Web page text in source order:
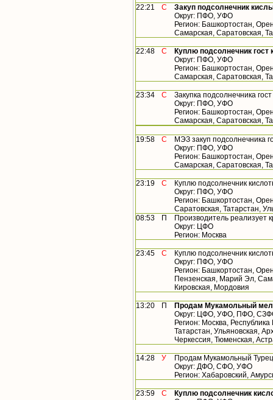
22:21 С
Закуп подсолнечник
Округ: ПФО, УФО
Регион: Башкортостан,
Самарская, Саратовская,
22:48 С
Куплю подсолнечник
Округ: ПФО, УФО
Регион: Башкортостан,
Самарская, Саратовская,
23:34 С
Закупка подсолнечника
Округ: ПФО, УФО
Регион: Башкортостан,
Самарская, Саратовская,
19:58 С
МЭЗ закуп подсолнечника
Округ: ПФО, УФО
Регион: Башкортостан,
Самарская, Саратовская,
23:19 С
Куплю подсолнечник
Округ: ПФО, УФО
Регион: Башкортостан,
Саратовская, Татарстан,
08:53
П
Производитель
Округ: ЦФО
Регион: Москва
23:45 С
Куплю подсолнечник
Округ: ПФО, УФО
Регион: Башкортостан,
Пензенская, Марий Эл,
Кировская, Мордовия
13:20 П
Продам Мукамольный
Округ: ЦФО, УФО, ПФО,
Регион: Москва,
Татарстан, Ульяновская,
Черкессия, Тюменская,
14:28 У
Продам Мукамольный
Округ: ДФО, СФО, УФО
Регион: Хабаровский,
23:59 С
Куплю подсолнечник